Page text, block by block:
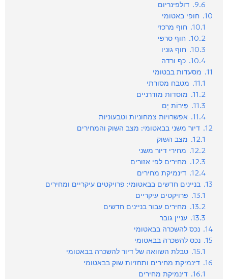
9.6.
דולפינריום
10.
חופי באטומי
10.1.
חוף מרכזי
10.2.
חוף סרפי
10.3.
חוף גוניו
10.4. כף ורדה
11.
מסעדות בבטומי
11.1.
מטבח מסורתי
11.2.
מוסדות מודרניים
11.3.
פֵּירוֹת יָם
11.4. אפשרויות צמחוניות וטבעוניות
12. דיור משני בבאטומי: מצב השוק והמחירים
12.1.
מצב השוק
12.2.
מחירי דיור משני
12.3.
מחירים לפי אזורים
12.4. דינמיקת מחירים
13. בניינים חדשים בבאטומי: פרויקטים עיקריים ומחירים
13.1.
פרויקטים עיקריים
13.2.
מחירים עבור בניינים חדשים
13.3. עניין גובר
14. נכס להשכרה בבאטומי
15. נכס להשכרה בבאטומי
15.1. טבלת השוואה של דיור להשכרה בבאטומי
16. דינמיקת מחירים ותחזיות שוק בבאטומי
16.1. דינמיקת מחירים